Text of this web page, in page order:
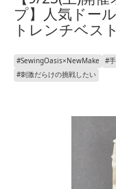
プ】人気ドー
トレンチベス
#SewingOasis×NewMake #
#刺激だらけの挑戦したい